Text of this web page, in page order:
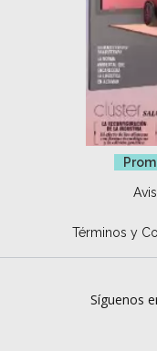
Términos y
Síguenos